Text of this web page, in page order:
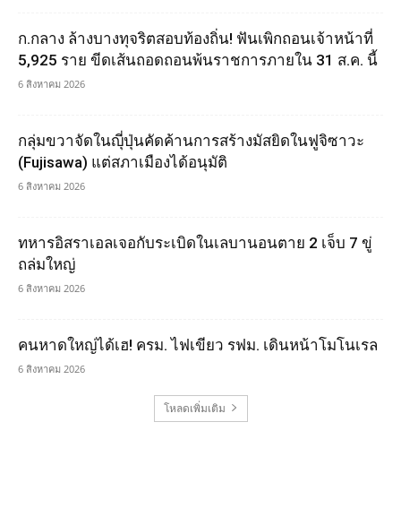
ก.กลาง ล้างบางทุจริตสอบท้องถิ่น! ฟันเพิกถอนเจ้าหน้าที่
5,925 ราย ขีดเส้นถอดถอนพ้นราชการภายใน 31 ส.ค. นี้
6 สิงหาคม 2026
กลุ่มขวาจัดในญุี่ปุ่นคัดค้านการสร้างมัสยิดในฟูจิซาวะ
(Fujisawa) แต่สภาเมืองได้อนุมัติ
6 สิงหาคม 2026
ทหารอิสราเอลเจอกับระเบิดในเลบานอนตาย 2 เจ็บ 7 ขู่
ถล่มใหญ่
6 สิงหาคม 2026
คนหาดใหญ่ได้เฮ! ครม. ไฟเขียว รฟม. เดินหน้าโมโนเรล
6 สิงหาคม 2026
โหลดเพิ่มเติม